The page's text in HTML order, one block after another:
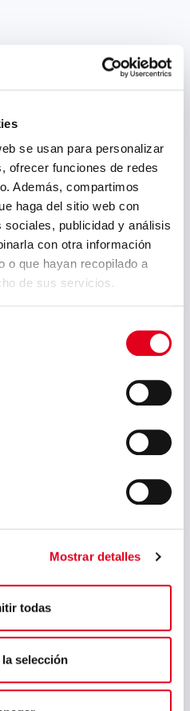
se usan para personalizar
ofrecer funciones de redes
Además, compartimos
haga del sitio web con
publicidad y análisis
con otra información
o que hayan recopilado a
de sus servicios.
Mostrar detalles
todas
selección
política de privacidad